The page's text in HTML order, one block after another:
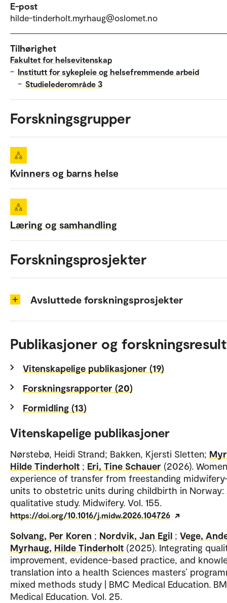
E-post
hilde-tinderholt.myrhaug@oslomet.no
Tilhørighet
Fakultet for helsevitenskap
– Institutt for sykepleie og helsefremmende arbeid
– Studielederområde 3
Forskningsgrupper
Kvinners og barns helse
Læring og samhandling
Forskningsprosjekter
Avsluttede forskningsprosjekter
Publikasjoner og
Vitenskapelige publikasjoner (19)
Forskningsrapporter (20)
Formidling (13)
Vitenskapelige publikasjoner
Nørstebø, Heidi Strand; Bakken, Kjersti Sletten;
Hilde Tinderholt ; Eri, Tine Schauer (2026).
experience of transfer from freestanding
units to obstetric units during childbirth in Norway:
qualitative study. Midwifery. Vol. 155.
https://doi.org/10.1016/j.midw.2026.104726
Solvang, Per Koren ; Nordvik, Jan Egil ; Vege,
Myrhaug, Hilde Tinderholt (2025). Integrating
improvement, evidence-based practice, and
translation into a health Sciences masters’
mixed methods study | BMC Medical Education.
Medical Education. Vol. 25.